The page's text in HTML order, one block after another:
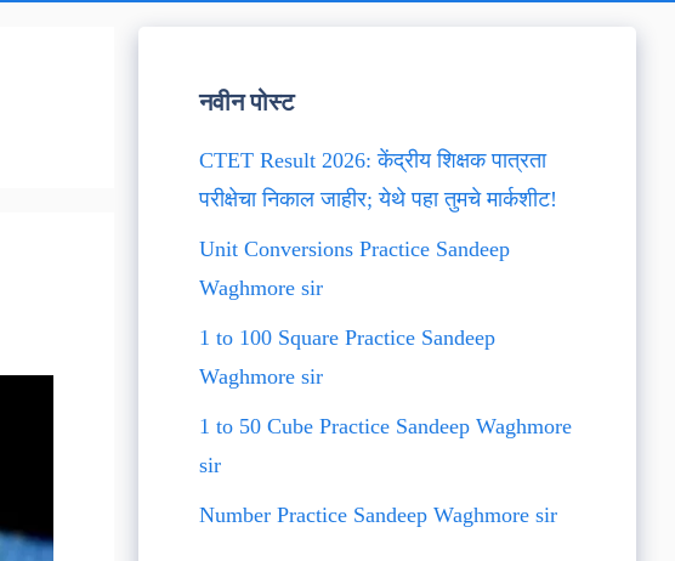
नवीन पोस्ट
CTET Result 2026: केंद्रीय शिक्षक पात्रता
परीक्षेचा निकाल जाहीर; येथे पहा तुमचे मार्कशीट!
Unit Conversions Practice Sandeep
Waghmore sir
1 to 100 Square Practice Sandeep
Waghmore sir
1 to 50 Cube Practice Sandeep Waghmore
sir
Number Practice Sandeep Waghmore sir